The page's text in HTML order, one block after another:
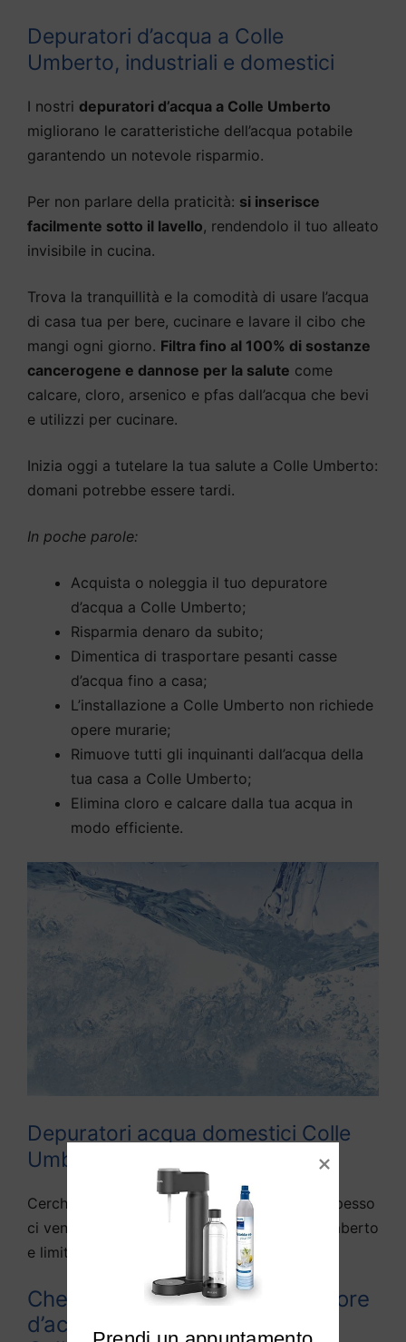
Depuratori d’acqua a Colle
Umberto, industriali e domestici
I nostri depuratori d’acqua a Colle Umberto
migliorano le caratteristiche dell’acqua potabile
garantendo un notevole risparmio.
Per non parlare della praticità: si inserisce
facilmente sotto il lavello, rendendolo il tuo alleato
invisibile in cucina.
Trova la tranquillità e la comodità di usare l’acqua
di casa tua per bere, cucinare e lavare il cibo che
mangi ogni giorno. Filtra fino al 100% di sostanze
cancerogene e dannose per la salute come
calcare, cloro, arsenico e pfas dall’acqua che bevi
e utilizzi per cucinare.
Inizia oggi a tutelare la tua salute a Colle Umberto:
domani potrebbe essere tardi.
In poche parole:
Acquista o noleggia il tuo depuratore
d’acqua a Colle Umberto;
Risparmia denaro da subito;
Dimentica di trasportare pesanti casse
d’acqua fino a casa;
L’installazione a Colle Umberto non richiede
opere murarie;
Rimuove tutti gli inquinanti dall’acqua della
tua casa a Colle Umberto;
Elimina cloro e calcare dalla tua acqua in
modo efficiente.
Depuratori acqua domestici Colle
Umberto
Cerchiamo di rispondere alle domande che spesso
ci vengono fatte da diversi utenti di Colle Umberto
e limitrofi:
Che differenza c’è tra depuratore
d’acqua e purificato d’acqua a